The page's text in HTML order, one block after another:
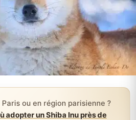
ou en région parisienne ?
adopter un Shiba Inu près de